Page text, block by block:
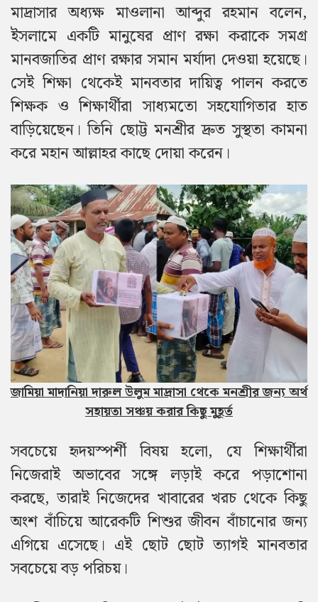
মাদ্রাসার অধ্যক্ষ মাওলানা আব্দুর রহমান বলেন,
ইসলামে একটি মানুষের প্রাণ রক্ষা করাকে সমগ্র
মানবজাতির প্রাণ রক্ষার সমান মর্যাদা দেওয়া হয়েছে।
সেই শিক্ষা থেকেই মানবতার দায়িত্ব পালন করতে
শিক্ষক ও শিক্ষার্থীরা সাধ্যমতো সহযোগিতার হাত
বাড়িয়েছেন। তিনি ছোট্ট মনশ্রীর দ্রুত সুস্থতা কামনা
করে মহান আল্লাহর কাছে দোয়া করেন।
জামিয়া মাদানিয়া দারুল উলুম মাদ্রাসা থেকে মনশ্রীর জন্য অর্থ
সহায়তা সঞ্চয় করার কিছু মুহূর্ত
সবচেয়ে হৃদয়স্পর্শী বিষয় হলো, যে শিক্ষার্থীরা
নিজেরাই অভাবের সঙ্গে লড়াই করে পড়াশোনা
করছে, তারাই নিজেদের খাবারের খরচ থেকে কিছু
অংশ বাঁচিয়ে আরেকটি শিশুর জীবন বাঁচানোর জন্য
এগিয়ে এসেছে। এই ছোট ছোট ত্যাগই মানবতার
সবচেয়ে বড় পরিচয়।